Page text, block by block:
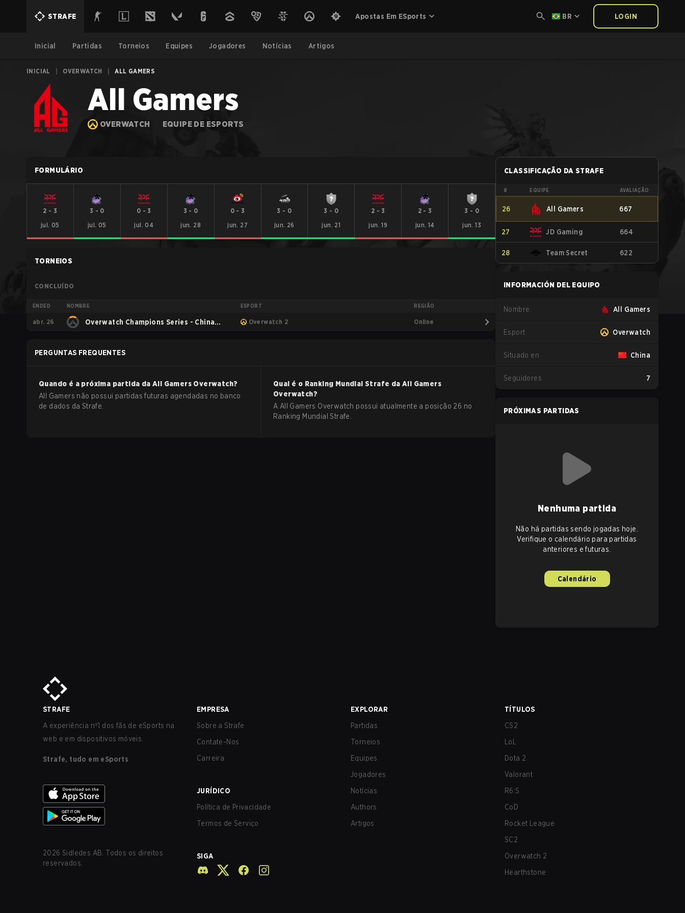
STRAFE Apostas Em ESports BR LOGIN
Inicial Partidas Torneios Equipes Jogadores Notícias Artigos
INICIAL OVERWATCH ALL GAMERS
All Gamers
OVERWATCH EQUIPE DE ESPORTS
FORMULÁRIO
2 - 3
jul. 05
3 - 0
jul. 05
0 - 3
jul. 04
3 - 0
jun. 28
0- 3
jun. 27
3 - 0
jun. 26
3 - 0
jun. 21
2 - 3
jun. 19
2 - 3
jun. 14
3 - 0
jun. 13
TORNEIOS
CONCLUÍDO
ENDED NOMBRE ESPORT REGIÃO
abr. 26 Overwatch Champions Series - China Overwatch 2 Online
PERGUNTAS FREQUENTES
Quando é a próxima partida da All Gamers Overwatch?
All Gamers não possui partidas futuras agendadas no banco
de dados da Strafe.
Qual é o Ranking Mundial Strafe da All Gamers
Overwatch?
A All Gamers Overwatch possui atualmente a posição 26 no
Ranking Mundial Strafe.
CLASSIFICAÇÃO DA STRAFE
# EQUIPE AVALIAÇÃO
26 All Gamers 667
27 JD Gaming 664
28 Team Secret 622
INFORMACIÓN DEL EQUIPO
Nombre All Gamers
Esport Overwatch
Situado en China
Seguidores 7
PRÓXIMAS PARTIDAS
Nenhuma partida
Não há partidas sendo jogadas hoje.
Verifique o calendário para partidas
anteriores e futuras.
Calendário
STRAFE
A experiência nº1 dos fãs de eSports na
web e em dispositivos móveis.
Strafe, tudo em eSports
2026 Sidledes AB. Todos os direitos
reservados.
EMPRESA
Sobre a Strafe
Contate-Nos
Carreira
JURÍDICO
Política de Privacidade
Termos de Serviço
SIGA
EXPLORAR
Partidas
Torneios
Equipes
Jogadores
Notícias
Authors
Artigos
TÍTULOS
CS2
LoL
Dota 2
Valorant
R6:S
CoD
Rocket League
SC2
Overwatch 2
Hearthstone